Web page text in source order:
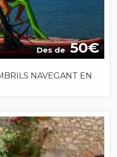
Des de 50
NAVEGANT EN